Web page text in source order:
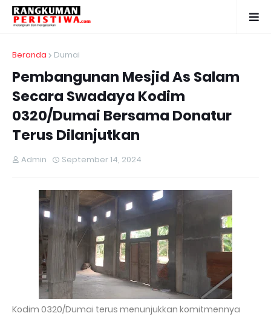
Beranda Dumai
Pembangunan Mesjid As Salam
Secara Swadaya Kodim
0320/Dumai Bersama Donatur
Terus Dilanjutkan
Admin September 14, 2024
Kodim 0320/Dumai terus menunjukkan komitmennya